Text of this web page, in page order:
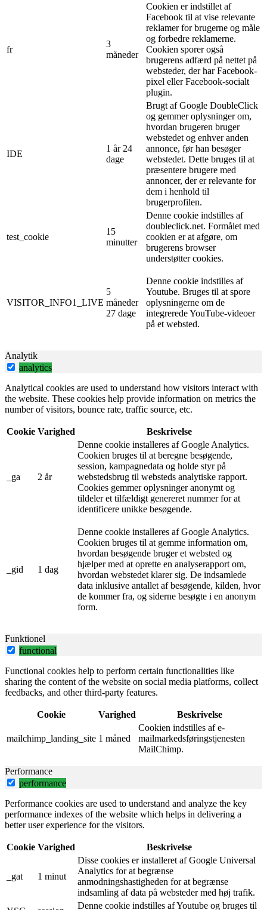
fr
3
måneder
Cookien er indstillet af
Facebook til at vise relevante
reklamer for brugerne og måle
og forbedre reklamerne.
Cookien sporer også
brugerens adfærd på nettet på
websteder, der har Facebook-
pixel eller Facebook-socialt
plugin.
IDE
1 år 24
dage
Brugt af Google DoubleClick
og gemmer oplysninger om,
hvordan brugeren bruger
webstedet og enhver anden
annonce, før han besøger
webstedet. Dette bruges til at
præsentere brugere med
annoncer, der er relevante for
dem i henhold til
brugerprofilen.
test_cookie
15
minutter
Denne cookie indstilles af
doubleclick.net. Formålet med
cookien er at afgøre, om
brugerens browser
understøtter cookies.
VISITOR_INFO1_LIVE
5
måneder
27 dage
Denne cookie indstilles af
Youtube. Bruges til at spore
oplysningerne om de
integrerede YouTube-videoer
på et websted.
Analytik
analytics
Analytical cookies are used to understand how visitors interact with
the website. These cookies help provide information on metrics the
number of visitors, bounce rate, traffic source, etc.
Cookie Varighed Beskrivelse
_ga 2 år
Denne cookie installeres af Google Analytics.
Cookien bruges til at beregne besøgende,
session, kampagnedata og holde styr på
webstedsbrug til websteds analytiske rapport.
Cookies gemmer oplysninger anonymt og
tildeler et tilfældigt genereret nummer for at
identificere unikke besøgende.
_gid 1 dag
Denne cookie installeres af Google Analytics.
Cookien bruges til at gemme information om,
hvordan besøgende bruger et websted og
hjælper med at oprette en analyserapport om,
hvordan webstedet klarer sig. De indsamlede
data inklusive antallet af besøgende, kilden, hvor
de kommer fra, og siderne besøgte i en anonym
form.
Funktionel
functional
Functional cookies help to perform certain functionalities like
sharing the content of the website on social media platforms, collect
feedbacks, and other third-party features.
Cookie Varighed Beskrivelse
mailchimp_landing_site 1 måned
Cookien indstilles af e-
mailmarkedsføringstjenesten
MailChimp.
Performance
performance
Performance cookies are used to understand and analyze the key
performance indexes of the website which helps in delivering a
better user experience for the visitors.
Cookie Varighed Beskrivelse
_gat 1 minut
Disse cookies er installeret af Google Universal
Analytics for at begrænse
anmodningshastigheden for at begrænse
indsamling af data på websteder med høj trafik.
Denne cookie indstilles af Youtube og bruges til